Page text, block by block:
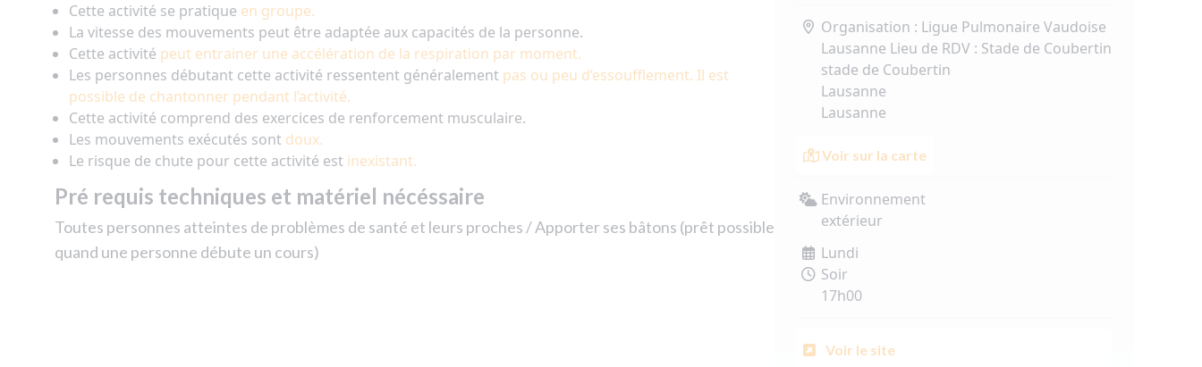
Cette activité se pratique en groupe.
La vitesse des mouvements peut être adaptée aux capacités de la personne.
Cette activité peut entrainer une accélération de la respiration par moment.
Les personnes débutant cette activité ressentent généralement pas ou peu d’essoufflement. Il est
possible de chantonner pendant l’activité.
Cette activité comprend des exercices de renforcement musculaire.
Les mouvements exécutés sont doux.
Le risque de chute pour cette activité est inexistant.
Pré requis techniques et matériel nécéssaire
Toutes personnes atteintes de problèmes de santé et leurs proches / Apporter ses bâtons (prêt possible
quand une personne débute un cours)
Organisation : Ligue Pulmonaire Vaudoise
Lausanne Lieu de RDV : Stade de Coubertin
stade de Coubertin
Lausanne
Lausanne
Voir sur la carte
Environnement
extérieur
Lundi
Soir
17h00
Voir le site